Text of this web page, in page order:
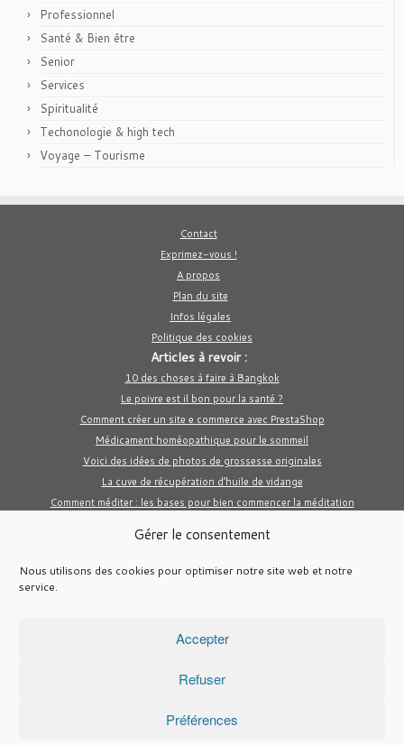
Gérer le consentement
Nous utilisons des cookies pour optimiser notre site web et notre
service.
Accepter
Refuser
Préférences
Professionnel
Santé & Bien être
Senior
Services
Spiritualité
Techonologie & high tech
Voyage – Tourisme
Contact
Exprimez-vous !
A propos
Plan du site
Infos légales
Politique des cookies
Articles à revoir :
10 des choses à faire à Bangkok
Le poivre est il bon pour la santé ?
Comment créer un site e commerce avec PrestaShop
Médicament homéopathique pour le sommeil
Voici des idées de photos de grossesse originales
La cuve de récupération d’huile de vidange
Comment méditer : les bases pour bien commencer la méditation